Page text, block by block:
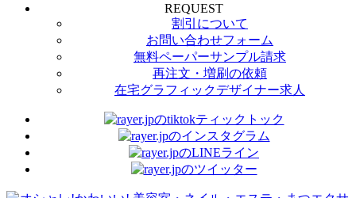
REQUEST
割引について
お問い合わせフォーム
無料ペーパーサンプル請求
再注文・増刷の依頼
在宅グラフィックデザイナー求人